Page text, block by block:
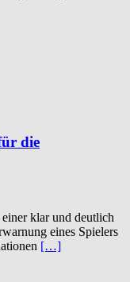
die
klar und deutlich
eines Spielers
[…]